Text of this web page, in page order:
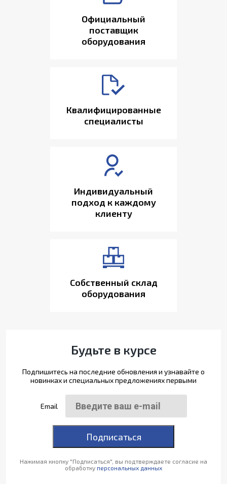
Официальный
поставщик
оборудования
Квалифицированные
специалисты
Индивидуальный
подход к каждому
клиенту
Собственный склад
оборудования
Будьте в курсе
Подпишитесь на последние обновления и узнавайте о
новинках и специальных предложениях первыми
Email
Подписаться
Нажимая кнопку "Подписаться", вы подтверждаете согласие на
обработку персональных данных